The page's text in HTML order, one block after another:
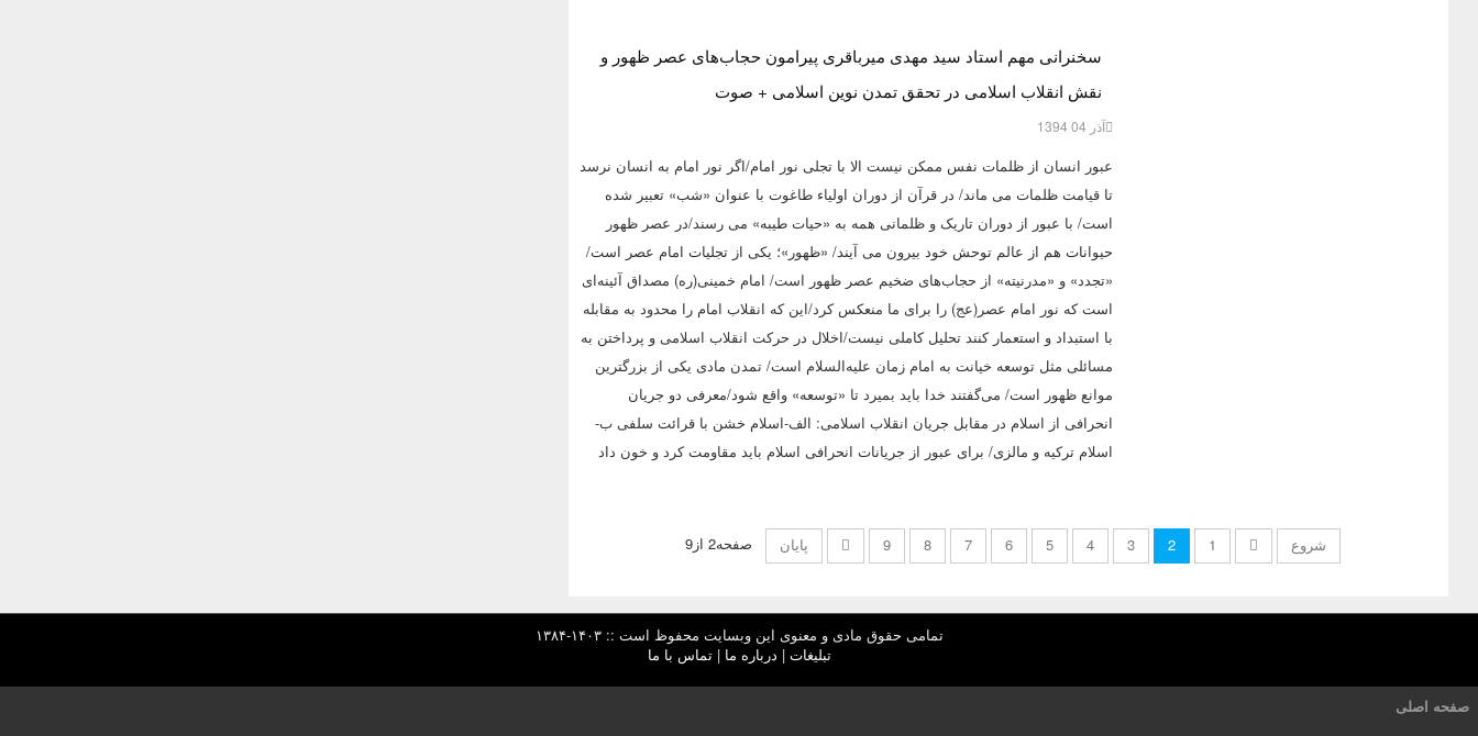
سخنرانی مهم استاد سید مهدی میرباقری پیرامون حجاب‌های عصر ظهور و
نقش انقلاب اسلامی در تحقق تمدن نوین اسلامی + صوت
آذر 04 1394
عبور انسان از ظلمات نفس ممکن نیست الا با تجلی نور امام/اگر نور امام به انسان نرسد
تا قیامت ظلمات می ماند/ در قرآن از دوران اولیاء طاغوت با عنوان «شب» تعبیر شده
است/ با عبور از دوران تاریک و ظلمانی همه به «حیات طیبه» می رسند/در عصر ظهور
حیوانات هم از عالم توحش خود بیرون می آیند/ «ظهور»؛ یکی از تجلیات امام عصر است/
«تجدد» و «مدرنیته» از حجاب‌های ضخیم عصر ظهور است/ امام خمینی(ره) مصداق آئینه‌ای
است که نور امام عصر(عج) را برای ما منعکس کرد/این که انقلاب امام را محدود به مقابله
با استبداد و استعمار کنند تحلیل کاملی نیست/اخلال در حرکت انقلاب اسلامی و پرداختن به
مسائلی مثل توسعه خیانت به امام زمان علیه‌السلام است/ تمدن مادی یکی از بزرگترین
موانع ظهور است/ می‌گفتند خدا باید بمیرد تا «توسعه» واقع شود/معرفی دو جریان
انحرافی از اسلام در مقابل جریان انقلاب اسلامی: الف-اسلام خشن با قرائت سلفی ب-
اسلام ترکیه و مالزی/ برای عبور از جریانات انحرافی اسلام باید مقاومت کرد و خون داد
صفحه2 از9 شروع 1
2
3
4
5
6
7
8
9 پایان
تمامی حقوق مادی و معنوی این وبسایت محفوظ است :: ۱۴۰۳-۱۳۸۴
تبلیغات | درباره ما |تماس با ما
صفحه اصلی